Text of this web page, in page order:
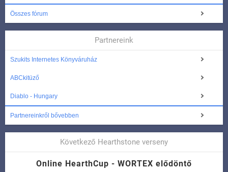
Összes fórum
Partnereink
Szukits Internetes Könyváruház
ABCkitüző
Diablo - Hungary
Partnereinkről bővebben
Következő Hearthstone verseny
Online HearthCup - WORTEX elődöntő